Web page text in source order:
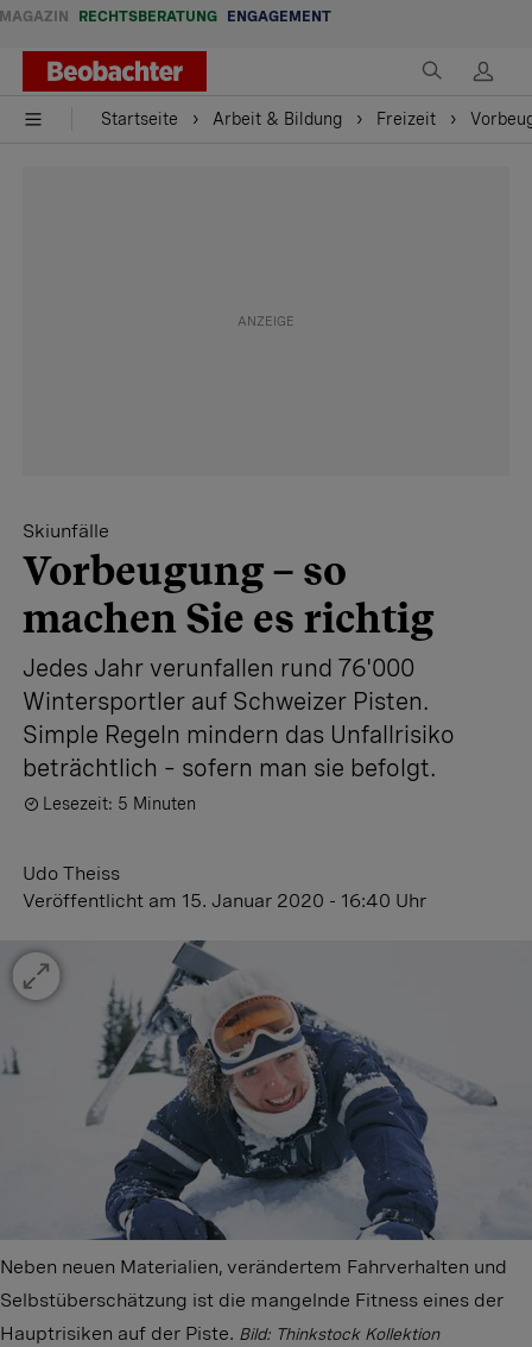
MAGAZIN RECHTSBERATUNG ENGAGEMENT
Startseite Arbeit & Bildung Freizeit
Skiunfälle
Vorbeugung – so
machen Sie es richtig
Jedes Jahr verunfallen rund 76'000
Wintersportler auf Schweizer Pisten.
Simple Regeln mindern das Unfallrisiko
beträchtlich – sofern man sie befolgt.
Lesezeit: 5 Minuten
Udo Theiss
Veröffentlicht am 15. Januar 2020 - 16:40 Uhr
Neben neuen Materialien, verändertem Fahrverhalten und
Selbstüberschätzung ist die mangelnde Fitness eines der
Hauptrisiken auf der Piste. Bild: Thinkstock Kollektion